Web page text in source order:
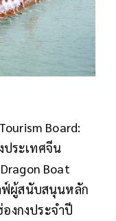
Board:
ประเทศจีน
Boat
ฟ์ผู้สนับสนุนหลัก
งกงประจำปี